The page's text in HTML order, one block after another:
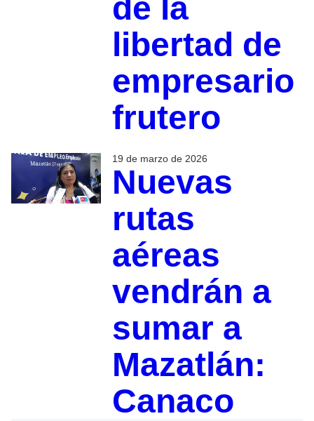
de la
libertad de
empresario
frutero
19 de marzo de 2026
Nuevas
rutas
aéreas
vendrán a
sumar a
Mazatlán:
Canaco